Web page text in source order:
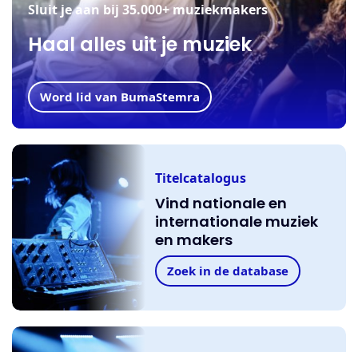
Sluit je aan bij 35.000+ muziekmakers
Haal alles uit je muziek
Word lid van BumaStemra
Titelcatalogus
Vind nationale en
internationale muziek
en makers
Zoek in de database